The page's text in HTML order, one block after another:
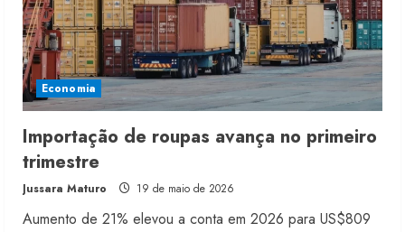
Economia
Importação de roupas avança no primeiro
trimestre
Jussara Maturo 19 de maio de 2026
Aumento de 21% elevou a conta em 2026 para US$809